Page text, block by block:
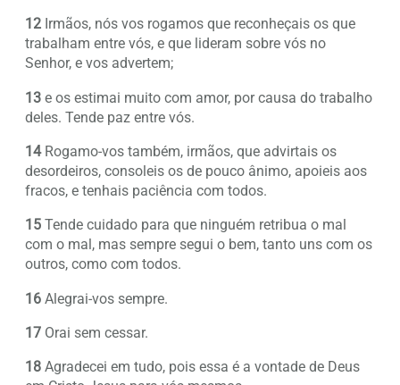
12 Irmãos, nós vos rogamos que reconheçais os que
trabalham entre vós, e que lideram sobre vós no
Senhor, e vos advertem;
13 e os estimai muito com amor, por causa do trabalho
deles. Tende paz entre vós.
14Rogamo-vos também, irmãos, que advirtais os
desordeiros, consoleis os de pouco ânimo, apoieis aos
fracos, e tenhais paciência com todos.
15 Tende cuidado para que ninguém retribua o mal
com o mal, mas sempre segui o bem, tanto uns com os
outros, como com todos.
16 Alegrai-vos sempre.
17 Orai sem cessar.
18 Agradecei em tudo, pois essa é a vontade de Deus